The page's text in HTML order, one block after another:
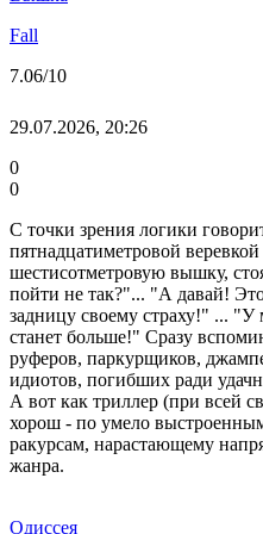
Fall
7.06/10
29.07.2026, 20:26
0
0
С точки зрения логики
пятнадцатиметровой
шестисотметровую вышку,
пойти не так?"... "А давай!
задницу своему страху!" ... "У
станет больше!" Сразу
руферов, паркурщиков,
идиотов, погибших ради
А вот как триллер (при всей
хорош - по умело
ракурсам, нарастающему
жанра.
Одиссея